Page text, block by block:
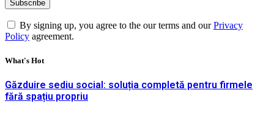
By signing up, you agree to the our terms and ourPrivacy
Policy agreement.
What's Hot
Găzduire sediu social: soluția completă pentru firmele
fără spațiu propriu